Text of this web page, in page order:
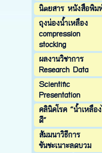
นิตยสาร หนังสือพิม
ถุงน่องน้ำเหลือง
compression
stocking
ผลงานวิชาการ
Research Data
Scientific
Presentation
คลินิคโรค “น้ำเหลือ
ดี”
สัมมนาวิธีการ
ขันชะเนาะลดบวม